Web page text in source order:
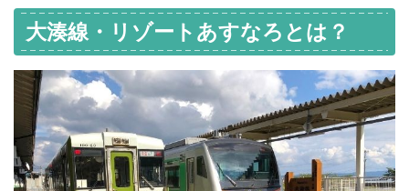
大湊線・リゾートあすなろとは？